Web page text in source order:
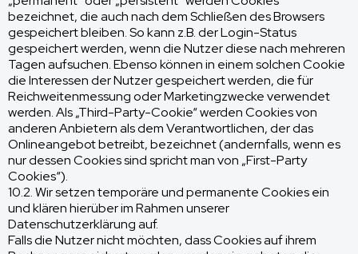
bezeichnet, die auch nach dem Schließen des Browsers
gespeichert bleiben. So kann z.B. der Login-Status
gespeichert werden, wenn die Nutzer diese nach mehreren
Tagen aufsuchen. Ebenso können in einem solchen Cookie
die Interessen der Nutzer gespeichert werden, die für
Reichweitenmessung oder Marketingzwecke verwendet
werden. Als „Third-Party-Cookie“ werden Cookies von
anderen Anbietern als dem Verantwortlichen, der das
Onlineangebot betreibt, bezeichnet (andernfalls, wenn es
nur dessen Cookies sind spricht man von „First-Party
Cookies“).
10.2. Wir setzen temporäre und permanente Cookies ein
und klären hierüber im Rahmen unserer
Datenschutzerklärung auf.
Falls die Nutzer nicht möchten, dass Cookies auf ihrem